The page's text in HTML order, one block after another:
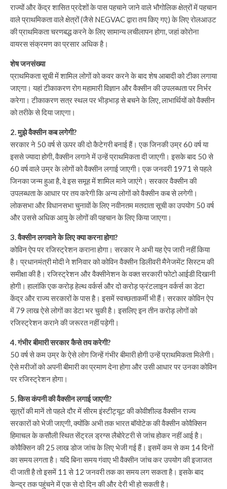
राज्यों और केंद्र शासित प्रदेशों के पास पहचाने जाने वाले भौगोलिक क्षेत्रों में पहचान
वाले प्राथमिकता वाले क्षेत्रों (जैसे NEGVAC द्वारा तय किए गए) के लिए रोलआउट
की प्राथमिकता चरणबद्ध करने के लिए सामान्य लचीलापन होगा, जहां कोरोना
वायरस संक्रमण का प्रसार अधिक है।
शेष जनसंख्या
प्राथमिकता सूची में शामिल लोगों को कवर करने के बाद शेष आबादी को टीका लगाया
जाएगा। यहां टीकाकरण रोग महामारी विज्ञान और वैक्सीन की उपलब्धता पर निर्भर
करेगा। टीकाकरण सत्र स्थल पर भीड़भाड़ से बचने के लिए, लाभार्थियों को वैक्सीन
को तरीके से दिया जाएगा।
2.मुझे वैक्सीन कब लगेगी?
सरकार ने 50 वर्ष से ऊपर की दो कैटेगरी बनाई हैं। एक जिनकी उम्र 60 वर्ष या
इससे ज्यादा होगी, वैक्सीन लगाने में उन्हें प्राथमिकता दी जाएगी। इसके बाद 50 से
60 वर्ष वाले उम्र के लोगों को वैक्सीन लगाई जाएगी। एक जनवरी 1971 से पहले
जिनका जन्म हुआ है, वे इस समूह में शामिल माने जाएंगे। सरकार वैक्सीन की
उपलब्धता के आधार पर तय करेगी कि अन्य लोगों को वैक्सीन कब से लगेगी।
लोकसभा और विधानसभा चुनावों के लिए नवीनतम मतदाता सूची का उपयोग 50 वर्ष
और उससे अधिक आयु के लोगों की पहचान के लिए किया जाएगा।
3. वैक्सीन लगवाने के लिए क्या करना होगा?
कोविन ऐप पर रजिस्ट्रेशन कराना होगा। सरकार ने अभी यह ऐप जारी नहीं किया
है। प्रधानमंत्री मोदी ने शनिवार को कोविन वैक्सीन डिलीवरी मैनेजमेंट सिस्टम की
समीक्षा की है। रजिस्ट्रेशन और वैक्सीनेशन के वक्त सरकारी फोटो आईडी दिखानी
होगी। हालांकि एक करोड़ हेल्थ वर्कर्स और दो करोड़ फ्रंटलाइन वर्कर्स का डेटा
केंद्र और राज्य सरकारों के पास है। इसमें स्वच्छताकर्मी भी हैं। सरकार कोविन ऐप
में 79 लाख ऐसे लोगों का डेटा भर चुकी है। इसलिए इन तीन करोड़ लोगों को
रजिस्ट्रेशन कराने की जरूरत नहीं पड़ेगी।
4. गंभीर बीमारी सरकार कैसे तय करेगी?
50 वर्ष से कम उम्र के ऐसे लोग जिन्हें गंभीर बीमारी होगी उन्हें प्राथमिकता मिलेगी।
ऐसे मरीजों को अपनी बीमारी का प्रमाण देना होगा और उसी आधार पर उनका कोविन
पर रजिस्ट्रेशन होगा।
5. किस कंपनी की वैक्सीन लगाई जाएगी?
सूत्रों की मानें तो पहले दौर में सीरम इंस्टीट्यूट की कोवीशील्ड वैक्सीन राज्य
सरकारों को भेजी जाएगी, क्योंकि अभी तक भारत बॉयोटेक की वैक्सीन कोवैक्सिन
हिमाचल के कसौली स्थित सेंट्रल ड्रग्स लैबोरेटरी से जांच होकर नहीं आई है।
कोवैक्सिन की 25 लाख डोज जांच के लिए भेजी गई हैं। इसमें कम से कम 14 दिनों
का समय लगता है। यदि बिना समय गंवाए भी वैक्सीन जांच कर उपयोग की इजाजत
दी जाती है तो इसमें 11 से 12 जनवरी तक का समय लग सकता है। इसके बाद
केन्द्र तक पहुंचने में एक से दो दिन की और देरी भी हो सकती है।